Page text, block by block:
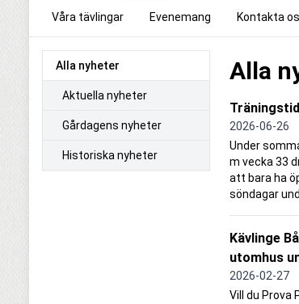
Våra tävlingar Evenemang Kontakta
Alla nyheter
Aktuella nyheter
Gårdagens nyheter
Historiska nyheter
Alla
2026-06-26
Under
m vecka 33
att bara ha
söndagar
Kävlinge
utomhus
2026-02-27
Vill du Prova